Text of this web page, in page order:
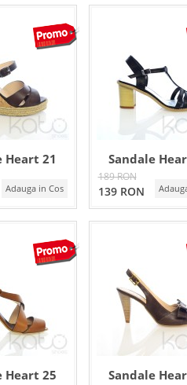
Heart 21
Adauga in Cos
Sandale
189 RON
139 RON
Heart 25 Sandale